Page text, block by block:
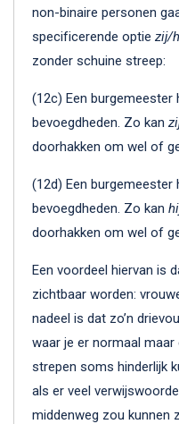
non-binaire personen
specificerende optie zij/
zonder schuine streep:
(12c) Een burgemeester
bevoegdheden. Zo kan
doorhakken om wel of
(12d) Een burgemeester
bevoegdheden. Zo kan
doorhakken om wel of
Een voordeel hiervan is
zichtbaar worden:
nadeel is dat zo’n
waar je er normaal
strepen soms hinderlijk
als er veel
middenweg zou kunnen